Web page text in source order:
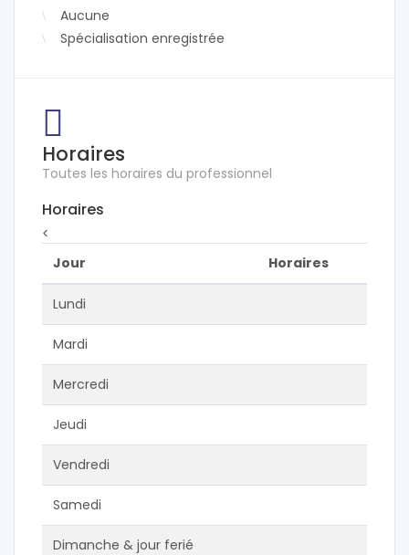
Aucune
Spécialisation enregistrée
Horaires
Toutes les horaires du professionnel
Horaires
<
Jour
Horaires
Lundi
Mardi
Mercredi
Jeudi
Vendredi
Samedi
Dimanche & jour ferié